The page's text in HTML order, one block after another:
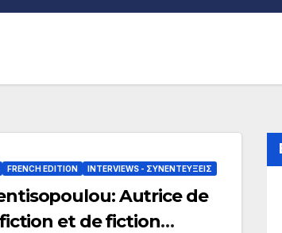
FRENCH EDITION INTERVIEWS - ΣΥΝΕΝΤΕΎΞΕΙΣ
Autrice de
et de fiction